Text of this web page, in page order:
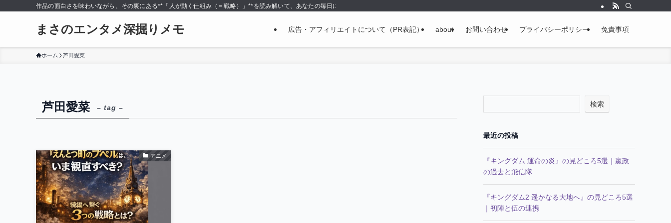
作品の面白さを味わいながら、その裏にある**「人が動く仕組み（＝戦略）」**を読み解いて、あなたの毎日に使える形で持ち帰る場所です。
まさのエンタメ深掘りメモ 広告・アフィリエイトについて（PR表記） about お問い合わせ プライバシーポリシー 免責事項
ホーム 芦田愛菜
芦田愛菜 – tag –
アニメ
検索
最近の投稿
『キングダム 運命の炎』の見どころ5選｜嬴政
の過去と飛信隊
『キングダム2 遥かなる大地へ』の見どころ5選
｜初陣と伍の連携